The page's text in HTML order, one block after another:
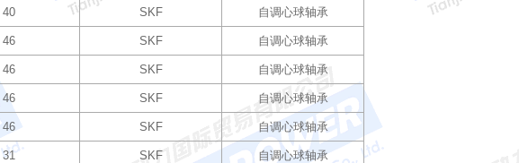
40 SKF 自调心球轴承
46 SKF 自调心球轴承
46 SKF 自调心球轴承
46 SKF 自调心球轴承
46 SKF 自调心球轴承
31 SKF 自调心球轴承